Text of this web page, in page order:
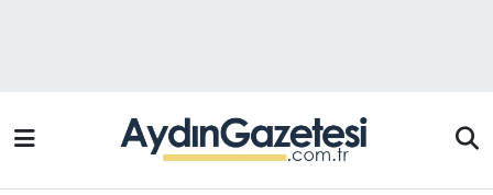
Efeler Trafik Yoğunluk Haritası